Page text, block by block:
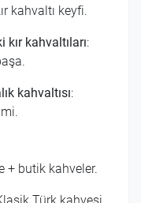
kahvaltı keyfi.
kahvaltıları:
kahvaltısı:
+ butik kahveler.